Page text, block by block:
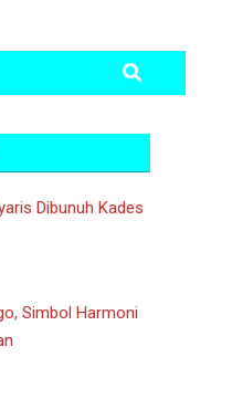
Search
Dibunuh Kades
Simbol Harmoni